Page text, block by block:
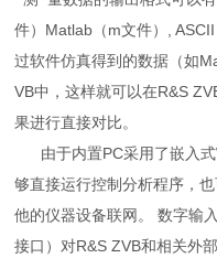
件）Matlab（m文件）,
过软件仿真得到的数据（如
VB中，这样就可以在R&S
果进行直接对比。
由于内置PC采用了嵌入式
够直接运行控制分析程序，
他的仪器设备联网。 数字输
接口）对R&S ZVB和相关外